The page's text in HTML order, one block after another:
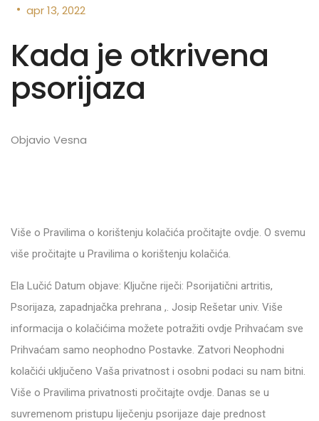
• apr 13, 2022
Kada je otkrivena
psorijaza
Objavio Vesna
Više o Pravilima o korištenju kolačića pročitajte ovdje. O svemu
više pročitajte u Pravilima o korištenju kolačića.
Ela Lučić Datum objave: Ključne riječi: Psorijatični artritis,
Psorijaza, zapadnjačka prehrana ,. Josip Rešetar univ. Više
informacija o kolačićima možete potražiti ovdje Prihvaćam sve
Prihvaćam samo neophodno Postavke. Zatvori Neophodni
kolačići uključeno Vaša privatnost i osobni podaci su nam bitni.
Više o Pravilima privatnosti pročitajte ovdje. Danas se u
suvremenom pristupu liječenju psorijaze daje prednost